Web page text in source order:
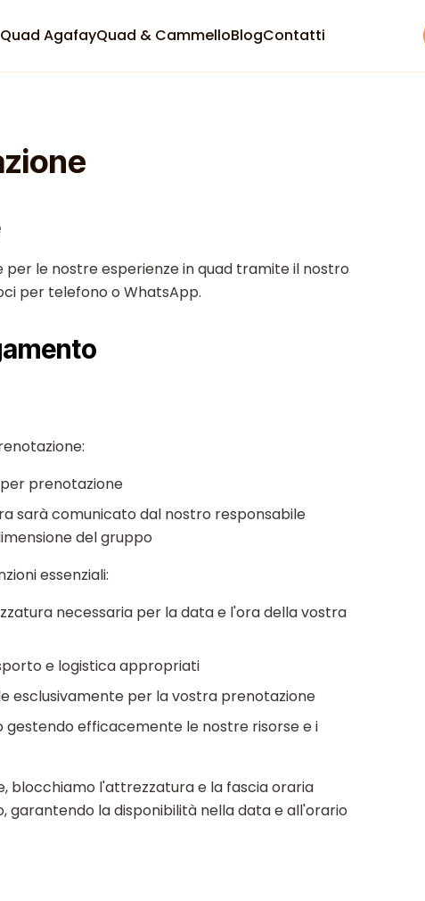
Quad AgafayQuad & CammelloBlogContatti
le nostre esperienze in quad tramite il nostro
per telefono o WhatsApp.
prenotazione
sarà comunicato dal nostro responsabile
del gruppo
essenziali:
necessaria per la data e l'ora della vostra
e logistica appropriati
esclusivamente per la vostra prenotazione
gestendo efficacemente le nostre risorse e i
blocchiamo l'attrezzatura e la fascia oraria
la disponibilità nella data e all'orario